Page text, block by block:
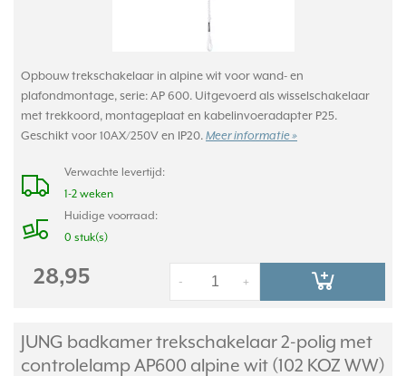
Opbouw trekschakelaar in alpine wit voor wand- en
plafondmontage, serie: AP 600. Uitgevoerd als wisselschakelaar
met trekkoord, montageplaat en kabelinvoeradapter P25.
Geschikt voor 10AX/250V en IP20. Meer informatie »
Verwachte levertijd:
1-2 weken
Huidige voorraad:
0 stuk(s)
28,95 +
-
JUNG badkamer trekschakelaar 2-polig met
controlelamp AP600 alpine wit (102 KOZ WW)